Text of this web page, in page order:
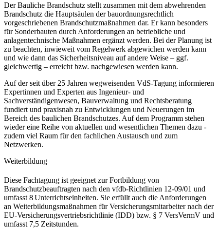
Der Bauliche Brandschutz stellt zusammen mit dem abwehrenden
Brandschutz die Hauptsäulen der bauordnungsrechtlich
vorgeschriebenen Brandschutzmaßnahmen dar. Er kann besonders
für Sonderbauten durch Anforderungen an betriebliche und
anlagentechnische Maßnahmen ergänzt werden. Bei der Planung ist
zu beachten, inwieweit vom Regelwerk abgewichen werden kann
und wie dann das Sicherheitsniveau auf andere Weise – ggf.
gleichwertig – erreicht bzw. nachgewiesen werden kann.
Auf der seit über 25 Jahren wegweisenden VdS-Tagung informieren
Expertinnen und Experten aus Ingenieur- und
Sachverständigenwesen, Bauverwaltung und Rechtsberatung
fundiert und praxisnah zu Entwicklungen und Neuerungen im
Bereich des baulichen Brandschutzes. Auf dem Programm stehen
wieder eine Reihe von aktuellen und wesentlichen Themen dazu -
zudem viel Raum für den fachlichen Austausch und zum
Netzwerken.
Weiterbildung
Diese Fachtagung ist geeignet zur Fortbildung von
Brandschutzbeauftragten nach den vfdb-Richtlinien 12-09/01 und
umfasst 8 Unterrichtseinheiten. Sie erfüllt auch die Anforderungen
an Weiterbildungsmaßnahmen für Versicherungsmitarbeiter nach der
EU-Versicherungsvertriebsrichtlinie (IDD) bzw. § 7 VersVermV und
umfasst 7,5 Zeitstunden.